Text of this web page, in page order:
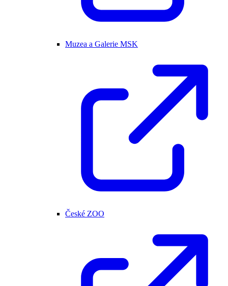
Muzea a Galerie MSK
České ZOO